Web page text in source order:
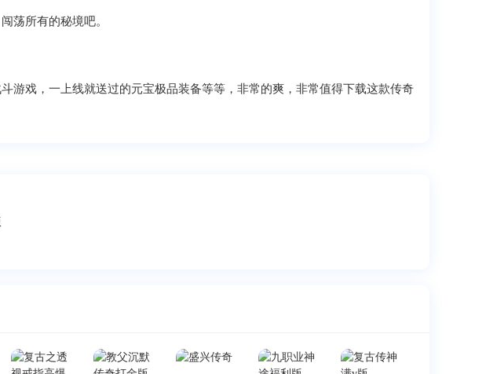
荡所有的秘境吧。
游戏，一上线就送过的元宝极品装备等等，非常的爽，非常值得下载这款传奇